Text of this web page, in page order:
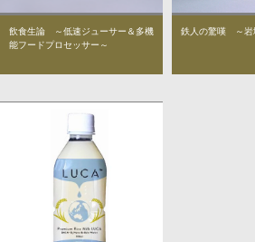
飲食生論 ～低速ジューサー＆多機
能フードプロセッサー～
鉄人の驚嘆 ～岩